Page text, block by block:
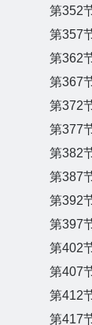
第352
第357
第362
第367
第372
第377
第382
第387
第392
第397
第402
第407
第412
第417